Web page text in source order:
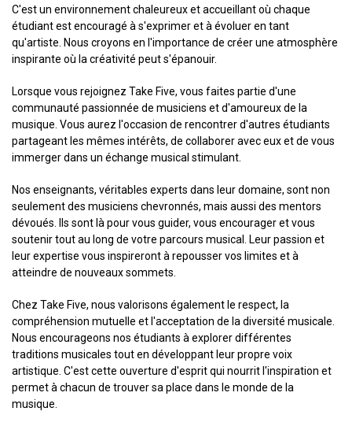
C'est un environnement chaleureux et accueillant où chaque
étudiant est encouragé à s'exprimer et à évoluer en tant
qu'artiste. Nous croyons en l'importance de créer une atmosphère
inspirante où la créativité peut s'épanouir.
Lorsque vous rejoignez Take Five, vous faites partie d'une
communauté passionnée de musiciens et d'amoureux de la
musique. Vous aurez l'occasion de rencontrer d'autres étudiants
partageant les mêmes intérêts, de collaborer avec eux et de vous
immerger dans un échange musical stimulant.
Nos enseignants, véritables experts dans leur domaine, sont non
seulement des musiciens chevronnés, mais aussi des mentors
dévoués. Ils sont là pour vous guider, vous encourager et vous
soutenir tout au long de votre parcours musical. Leur passion et
leur expertise vous inspireront à repousser vos limites et à
atteindre de nouveaux sommets.
Chez Take Five, nous valorisons également le respect, la
compréhension mutuelle et l'acceptation de la diversité musicale.
Nous encourageons nos étudiants à explorer différentes
traditions musicales tout en développant leur propre voix
artistique. C'est cette ouverture d'esprit qui nourrit l'inspiration et
permet à chacun de trouver sa place dans le monde de la
musique.